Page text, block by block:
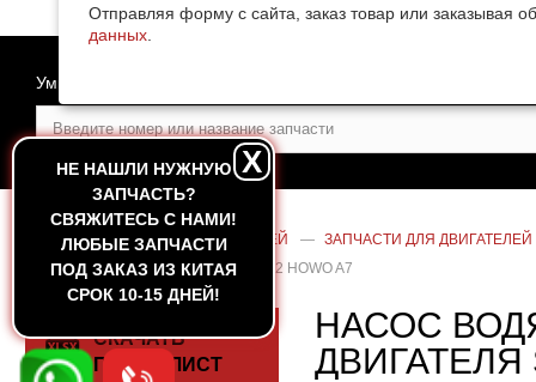
Отправляя форму с сайта, заказ товар или заказывая
данных
НЕ НАШЛИ НУЖНУЮ
ЗАПЧАСТЬ?
CВЯЖИТЕСЬ С НАМИ!
ЛЮБЫЕ ЗАПЧАСТИ
ПОД ЗАКАЗ ИЗ КИТАЯ
СРОК 10-15 ДНЕЙ!
X
Умный поиск
ГЛАВНАЯ — КАТАЛОГ ЗАПЧАСТЕЙ — ЗАПЧАСТИ ДЛЯ ДВИГАТЕЛЕЙ
(ПОМПА) ДВИГАТЕЛЯ SINOTRUK D12 HOWO A7
СКАЧАТЬ
ПРАЙС-ЛИСТ
НАСОС
ДВИГАТЕЛЯ